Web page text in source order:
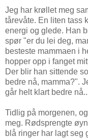
Jeg har krøllet meg
tårevåte. En liten tass
energi og glede. Han
spør "er du lei deg,
besteste mammaen i
hopper opp i fanget
Der blir han sittende
bedre nå, mamma?".
går helt klart bedre
Tidlig på morgenen,
meg. Rødsprengte
blå ringer har lagt seg